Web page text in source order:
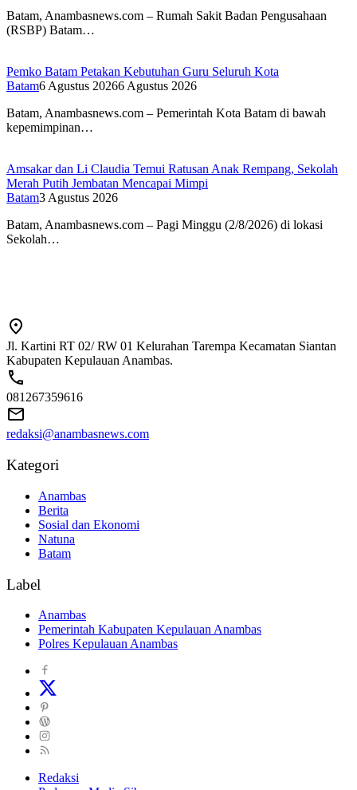
Batam, Anambasnews.com – Rumah Sakit Badan Pengusahaan
(RSBP) Batam…
Pemko Batam Petakan Kebutuhan Guru Seluruh Kota
Batam6 Agustus 20266 Agustus 2026
Batam, Anambasnews.com – Pemerintah Kota Batam di bawah
kepemimpinan…
Amsakar dan Li Claudia Temui Ratusan Anak Rempang, Sekolah
Merah Putih Jembatan Mencapai Mimpi
Batam3 Agustus 2026
Batam, Anambasnews.com – Pagi Minggu (2/8/2026) di lokasi
Sekolah…
Jl. Kartini RT 02/ RW 01 Kelurahan Tarempa Kecamatan Siantan
Kabupaten Kepulauan Anambas.
081267359616
redaksi@anambasnews.com
Kategori
Anambas
Berita
Sosial dan Ekonomi
Natuna
Batam
Label
Anambas
Pemerintah Kabupaten Kepulauan Anambas
Polres Kepulauan Anambas
Redaksi